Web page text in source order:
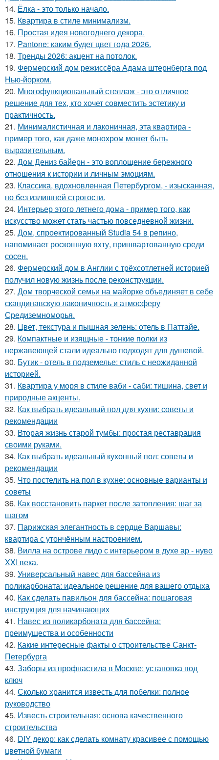
14. Ёлка - это только начало.
15. Квартира в стиле минимализм.
16. Простая идея новогоднего декора.
17. Pantone: каким будет цвет года 2026.
18. Тренды 2026: акцент на потолок.
19. Фермерский дом режиссёра Адама штернберга под
Нью-йорком.
20. Многофункциональный стеллаж - это отличное
решение для тех, кто хочет совместить эстетику и
практичность.
21. Минималистичная и лаконичная, эта квартира -
пример того, как даже монохром может быть
выразительным.
22. Дом Дениз байерн - это воплощение бережного
отношения к истории и личным эмоциям.
23. Классика, вдохновленная Петербургом, - изысканная,
но без излишней строгости.
24. Интерьер этого летнего дома - пример того, как
искусство может стать частью повседневной жизни.
25. Дом, спроектированный Studia 54 в репино,
напоминает роскошную яхту, пришвартованную среди
сосен.
26. Фермерский дом в Англии с трёхсотлетней историей
получил новую жизнь после реконструкции.
27. Дом творческой семьи на майорке объединяет в себе
скандинавскую лаконичность и атмосферу
Средиземноморья.
28. Цвет, текстура и пышная зелень: отель в Паттайе.
29. Компактные и изящные - тонкие полки из
нержавеющей стали идеально подходят для душевой.
30. Бутик - отель в подземелье: стиль с неожиданной
историей.
31. Квартира у моря в стиле ваби - саби: тишина, свет и
природные акценты.
32. Как выбрать идеальный пол для кухни: советы и
рекомендации
33. Вторая жизнь старой тумбы: простая реставрация
своими руками.
34. Как выбрать идеальный кухонный пол: советы и
рекомендации
35. Что постелить на пол в кухне: основные варианты и
советы
36. Как восстановить паркет после затопления: шаг за
шагом
37. Парижская элегантность в сердце Варшавы:
квартира с утончённым настроением.
38. Вилла на острове лидо с интерьером в духе ар - нуво
XXI века.
39. Универсальный навес для бассейна из
поликарбоната: идеальное решение для вашего отдыха
40. Как сделать павильон для бассейна: пошаговая
инструкция для начинающих
41. Навес из поликарбоната для бассейна:
преимущества и особенности
42. Какие интересные факты о строительстве Санкт-
Петербурга
43. Заборы из профнастила в Москве: установка под
ключ
44. Сколько хранится известь для побелки: полное
руководство
45. Известь строительная: основа качественного
строительства
46. DIY декор: как сделать комнату красивее с помощью
цветной бумаги